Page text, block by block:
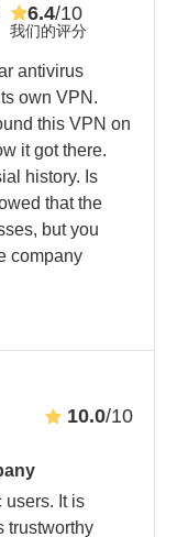
我们的评分
6.4/10
antivirus
own VPN.
this VPN on
it got there.
history. Is
that the
but you
company
10.0/10
users. It is
trustworthy